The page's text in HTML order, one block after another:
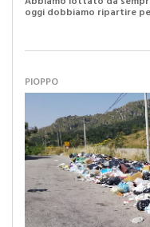
diRaimondo Burgio